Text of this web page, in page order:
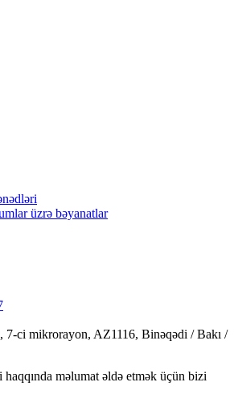
üzrə bəyanatlar
7-ci mikrorayon, AZ1116, Binəqədi / Bakı /
məlumat əldə etmək üçün bizi